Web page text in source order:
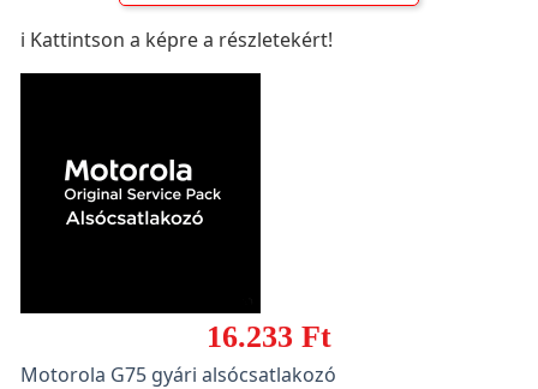
ℹ️ Kattintson a képre a részletekért!
16.233 Ft
Motorola G75 gyári alsócsatlakozó